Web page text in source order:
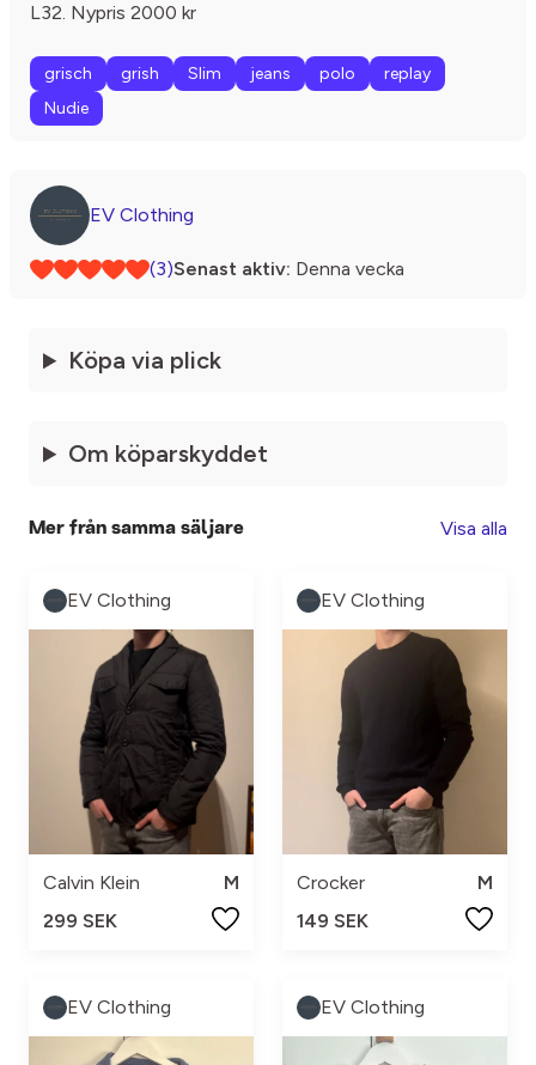
L32. Nypris 2000 kr
grisch grish Slim jeans polo
replay
Nudie
EV Clothing
(3)Senast aktiv: Denna vecka
Köpa via plick
Om köparskyddet
Mer från samma säljare Visa alla
EV Clothing
Calvin Klein
M
299 SEK
EV Clothing
Crocker
M
149 SEK
EV Clothing EV Clothing